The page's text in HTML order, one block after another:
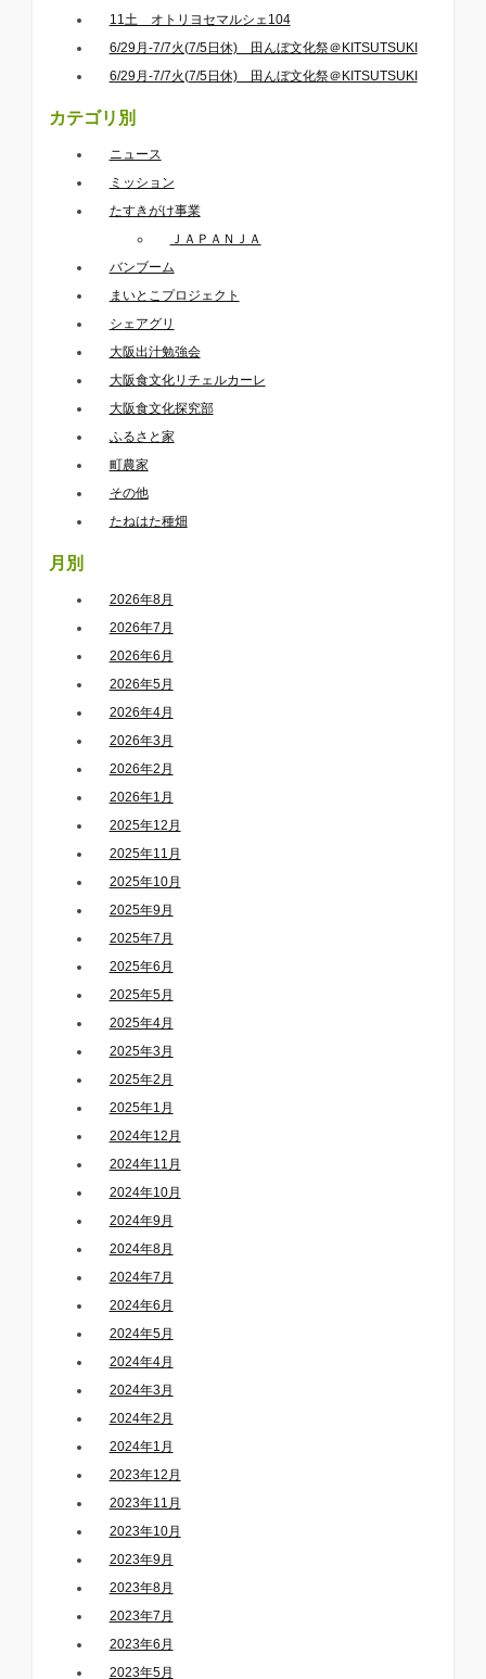
11土 オトリヨセマルシェ104
6/29月-7/7火(7/5日休) 田んぼ文化祭＠KITSUTSUKI
6/29月-7/7火(7/5日休) 田んぼ文化祭＠KITSUTSUKI
カテゴリ別
ニュース
ミッション
たすきがけ事業
ＪＡＰＡＮＪＡ
バンブーム
まいとこプロジェクト
シェアグリ
大阪出汁勉強会
大阪食文化リチェルカーレ
大阪食文化探究部
ふるさと家
町農家
その他
たねはた種畑
月別
2026年8月
2026年7月
2026年6月
2026年5月
2026年4月
2026年3月
2026年2月
2026年1月
2025年12月
2025年11月
2025年10月
2025年9月
2025年7月
2025年6月
2025年5月
2025年4月
2025年3月
2025年2月
2025年1月
2024年12月
2024年11月
2024年10月
2024年9月
2024年8月
2024年7月
2024年6月
2024年5月
2024年4月
2024年3月
2024年2月
2024年1月
2023年12月
2023年11月
2023年10月
2023年9月
2023年8月
2023年7月
2023年6月
2023年5月